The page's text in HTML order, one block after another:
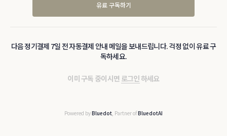
유료 구독하기
다음 정기결제 7일 전 자동결제 안내 메일을 보내드립니다. 걱정 없이 유료 구
독하세요.
이미 구독 중이시면 로그인 하세요
Powered byBluedot, Partner ofBluedotAI